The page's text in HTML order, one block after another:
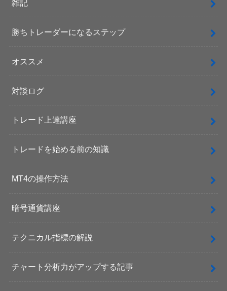
雑記
勝ちトレーダーになるステップ
オススメ
対談ログ
トレード上達講座
トレードを始める前の知識
MT4の操作方法
暗号通貨講座
テクニカル指標の解説
チャート分析力がアップする記事